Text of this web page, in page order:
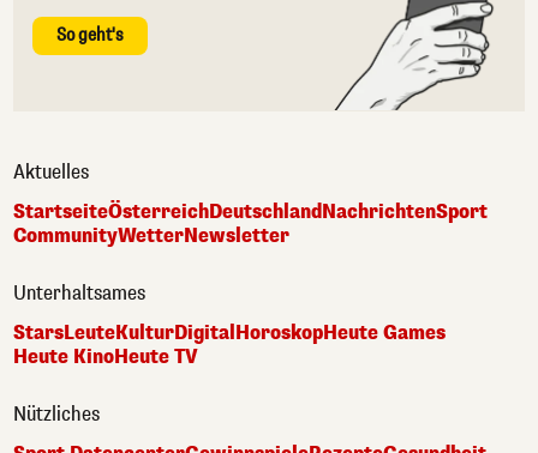
So geht's
Aktuelles
StartseiteÖsterreichDeutschlandNachrichtenSport
CommunityWetterNewsletter
Unterhaltsames
StarsLeuteKulturDigital HoroskopHeute Games
Heute KinoHeute TV
Nützliches